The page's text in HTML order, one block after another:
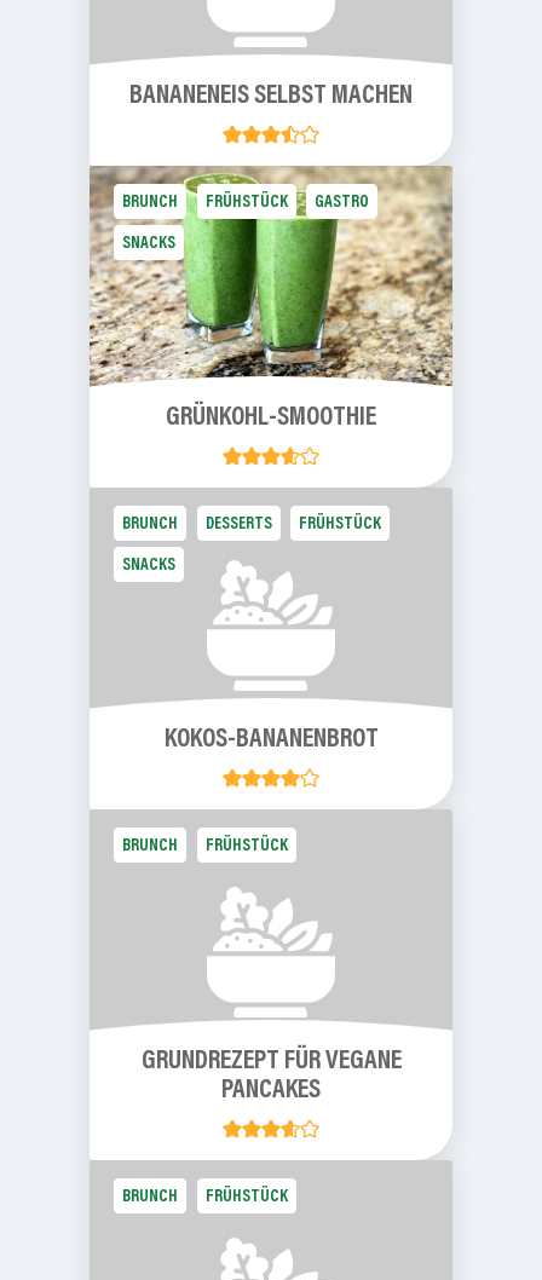
BANANENEIS SELBST MACHEN
BRUNCH FRÜHSTÜCK GASTRO
SNACKS
GRÜNKOHL-SMOOTHIE
BRUNCH DESSERTS FRÜHSTÜCK
SNACKS
KOKOS-BANANENBROT
BRUNCH FRÜHSTÜCK
GRUNDREZEPT FÜR VEGANE
PANCAKES
BRUNCH FRÜHSTÜCK